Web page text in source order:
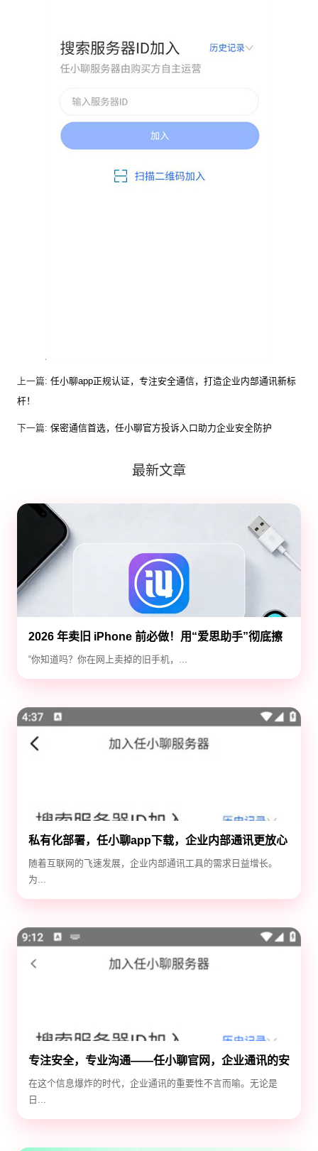
上一篇: 任小聊app正规认证，专注安全通信，打造企业内部通讯新标
杆！
下一篇: 保密通信首选，任小聊官方投诉入口助力企业安全防护
最新文章
2026 年卖旧 iPhone 前必做！用“爱思助手”彻底擦
除隐私，防止数据泄露
“你知道吗？你在网上卖掉的旧手机，...
私有化部署，任小聊app下载，企业内部通讯更放心
随着互联网的飞速发展，企业内部通讯工具的需求日益增长。
为...
专注安全，专业沟通——任小聊官网，企业通讯的安
全守护神
在这个信息爆炸的时代，企业通讯的重要性不言而喻。无论是
日...